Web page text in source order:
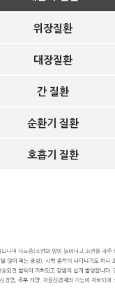
위장질환
대장질환
간 질환
순환기 질환
호흡기 질환